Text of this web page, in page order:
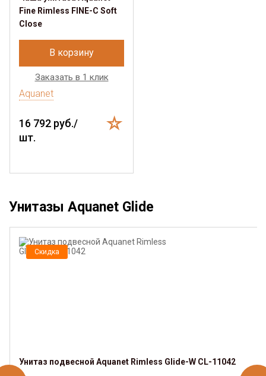
Fine Rimless FINE-C Soft
Close
В корзину
Заказать в 1 клик
Aquanet
16 792 руб./
шт.
Унитазы Aquanet Glide
Скидка
Унитаз подвесной Aquanet Rimless Glide-W CL-11042